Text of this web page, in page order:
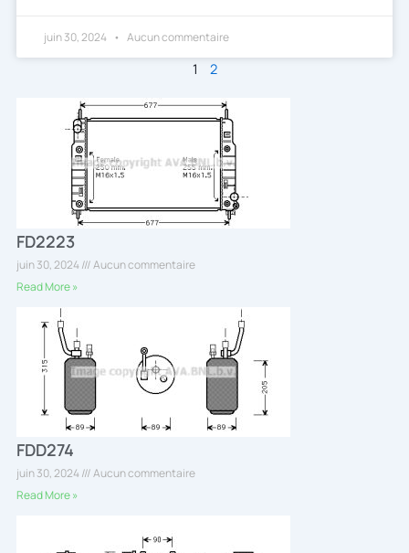
juin 30, 2024 Aucun commentaire
1 2
FD2223
juin 30, 2024
Aucun commentaire
Read More »
FDD274
juin 30, 2024
Aucun commentaire
Read More »